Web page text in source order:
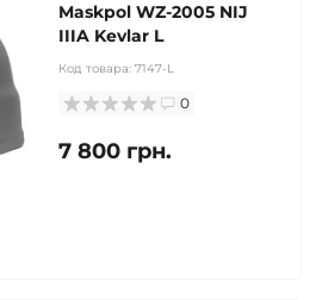
Maskpol WZ-2005 NIJ
IIIA Kevlar L
Код товара: 7147-L
0
7 800 грн.